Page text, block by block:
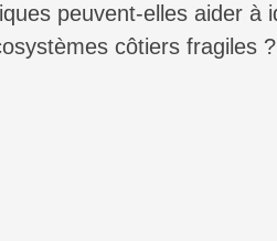
côtiers fragiles ?